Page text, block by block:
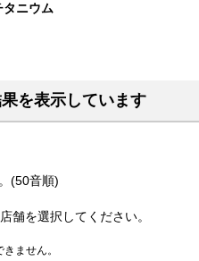
ニウム
を表示しています
(50音順)
舗を選択してください。
ません。